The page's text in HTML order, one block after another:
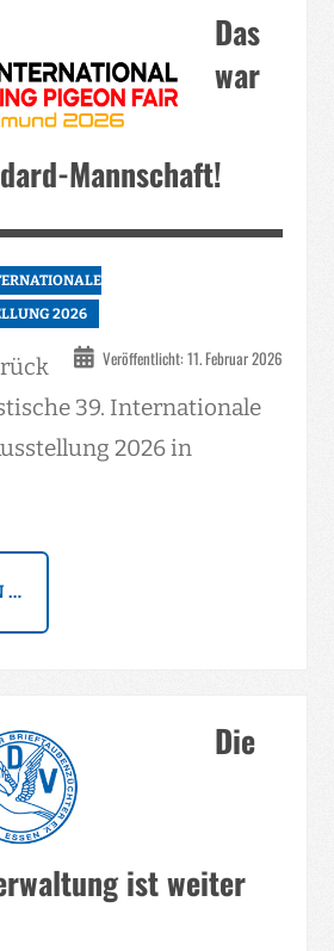
Das
war
Mannschaft!
2026
Veröffentlicht: 11. Februar 2026
39. Internationale
2026 in
…
Die
ist weiter